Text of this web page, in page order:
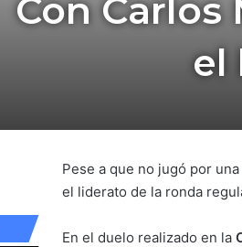
Con Carlos
el
Pese a que no jugó por
el liderato de la ronda
En el duelo realizado en la